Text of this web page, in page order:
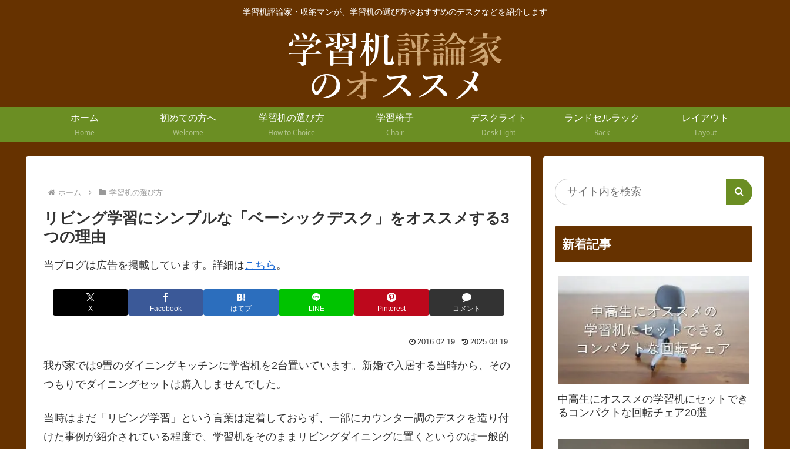
学習机評論家・収納マンが、学習机の選び方やおすすめのデスクなどを紹介します
ホーム
Home
初めての方へ
Welcome
学習机の選び方
How to Choice
学習椅子
Chair
デスクライト
Desk Light
ランドセルラック
Rack
レイアウト
Layout
ホーム 学習机の選び方
リビング学習にシンプルな「ベーシックデスク」をオススメする3
つの理由
当ブログは広告を掲載しています。詳細はこちら 。
X Facebook はてブ LINE Pinterest コメント
2016.02.19 2025.08.19
我が家では9畳のダイニングキッチンに学習机を2台置いています。新婚で入居する当時から、その
つもりでダイニングセットは購入しませんでした。
当時はまだ「リビング学習」という言葉は定着しておらず、一部にカウンター調のデスクを造り付
けた事例が紹介されている程度で、学習机をそのままリビングダイニングに置くというのは一般的
新着記事
中高生にオススメの学習机にセットでき
るコンパクトな回転チェア20選